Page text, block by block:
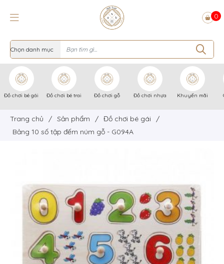
0
Đồ chơi bé gái Đồ chơi bé trai Đồ chơi gỗ Đồ chơi nhựa Khuyến mãi
Trang chủ / Sản phẩm / Đồ chơi bé gái
/
Bảng 10 số tập đếm núm gỗ - G094A